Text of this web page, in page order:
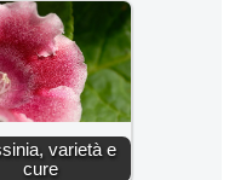
varietà e
cure